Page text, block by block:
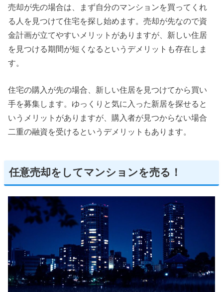
売却が先の場合は、まず自分のマンションを買ってくれ
る人を見つけて住宅を探し始めます。売却が先なので資
金計画が立てやすいメリットがありますが、新しい住居
を見つける期間が短くなるというデメリットも存在しま
す。
住宅の購入が先の場合、新しい住居を見つけてから買い
手を募集します。ゆっくりと気に入った新居を探せると
いうメリットがありますが、購入者が見つからない場合
二重の融資を受けるというデメリットもあります。
任意売却をしてマンションを売る！